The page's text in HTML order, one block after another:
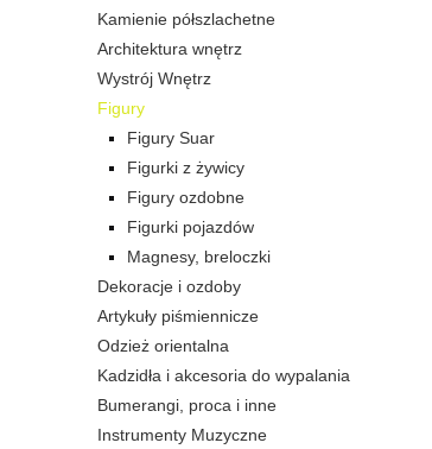
Kamienie półszlachetne
Architektura wnętrz
Wystrój Wnętrz
Figury
Figury Suar
Figurki z żywicy
Figury ozdobne
Figurki pojazdów
Magnesy, breloczki
Dekoracje i ozdoby
Artykuły piśmiennicze
Odzież orientalna
Kadzidła i akcesoria do wypalania
Bumerangi, proca i inne
Instrumenty Muzyczne